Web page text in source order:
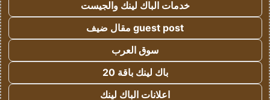
خدمات الباك لينك والجيست
guest post مقال ضيف
سوق العرب
باك لينك باقة 20
اعلانات الباك لينك